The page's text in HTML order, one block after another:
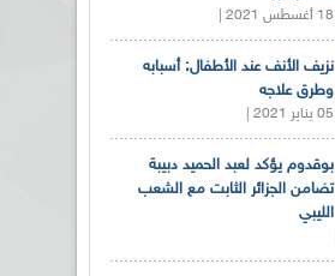
18 أغسطس 2021 |
نزيف الأنف عند الأطفال: أسبابه
وطرق علاجه
05 يناير 2021 |
بوقدوم يؤكد لعبد الحميد دبيبة
تضامن الجزائر الثابت مع الشعب
الليبي